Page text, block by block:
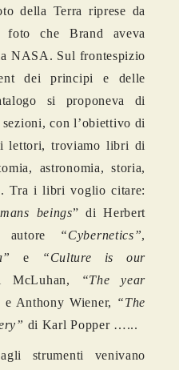
della Terra riprese da
che Brand aveva
NASA. Sul frontespizio
dei principi e delle
si proponeva di
con l’obiettivo di
i lettori, troviamo libri di
astronomia, storia,
Tra i libri voglio citare:
beings” di Herbert
autore “Cybernetics”,
e
“Culture is our
McLuhan,
“The year
Anthony Wiener, “The
di Karl Popper …...
strumenti venivano